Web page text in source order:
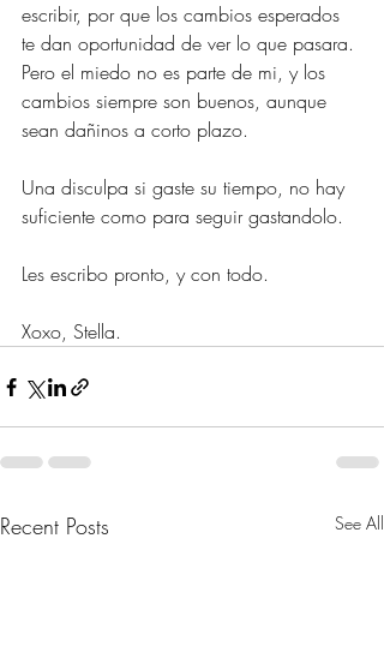
escribir, por que los cambios esperados
te dan oportunidad de ver lo que pasara.
Pero el miedo no es parte de mi, y los
cambios siempre son buenos, aunque
sean dañinos a corto plazo.
Una disculpa si gaste su tiempo, no hay
suficiente como para seguir gastandolo.
Les escribo pronto, y con todo.
Xoxo, Stella.
Recent Posts See All